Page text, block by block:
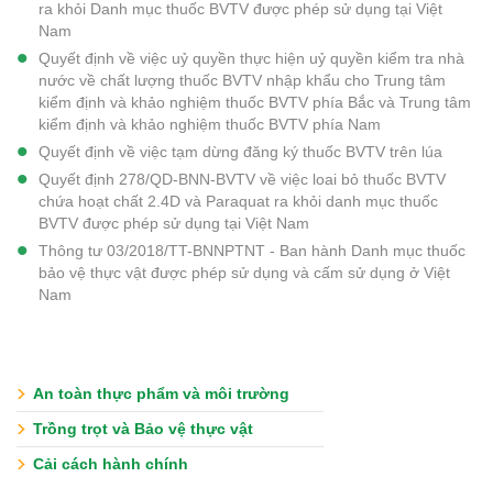
ra khỏi Danh mục thuốc BVTV được phép sử dụng tại Việt
Nam
Quyết định về việc uỷ quyền thực hiện uỷ quyền kiểm tra nhà
nước về chất lượng thuốc BVTV nhập khẩu cho Trung tâm
kiểm định và khảo nghiệm thuốc BVTV phía Bắc và Trung tâm
kiểm định và khảo nghiệm thuốc BVTV phía Nam
Quyết định về việc tạm dừng đăng ký thuốc BVTV trên lúa
Quyết định 278/QD-BNN-BVTV về việc loai bỏ thuốc BVTV
chứa hoạt chất 2.4D và Paraquat ra khỏi danh mục thuốc
BVTV được phép sử dụng tại Việt Nam
Thông tư 03/2018/TT-BNNPTNT - Ban hành Danh mục thuốc
bảo vệ thực vật được phép sử dụng và cấm sử dụng ở Việt
Nam
An toàn thực phẩm và môi trường
Trồng trọt và Bảo vệ thực vật
Cải cách hành chính